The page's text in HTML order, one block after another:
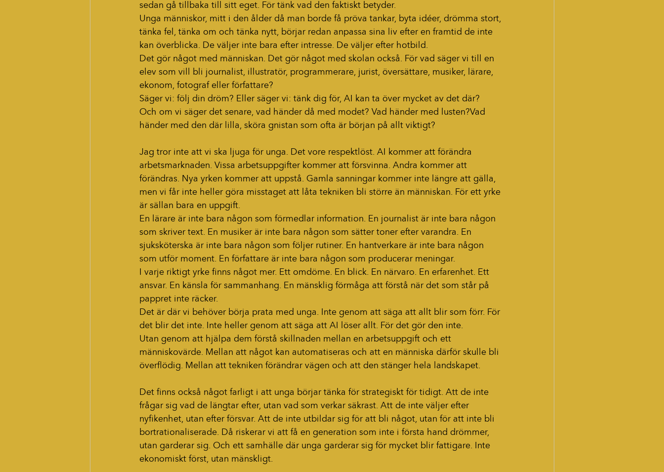
sedan gå tillbaka till sitt eget. För tänk vad den faktiskt betyder.
Unga människor, mitt i den ålder då man borde få pröva tankar, byta idéer, drömma stort,
tänka fel, tänka om och tänka nytt, börjar redan anpassa sina liv efter en framtid de inte
kan överblicka. De väljer inte bara efter intresse. De väljer efter hotbild.
Det gör något med människan. Det gör något med skolan också. För vad säger vi till en
elev som vill bli journalist, illustratör, programmerare, jurist, översättare, musiker, lärare,
ekonom, fotograf eller författare?
Säger vi: följ din dröm? Eller säger vi: tänk dig för, AI kan ta över mycket av det där?
Och om vi säger det senare, vad händer då med modet? Vad händer med lusten?Vad
händer med den där lilla, sköra gnistan som ofta är början på allt viktigt?
Jag tror inte att vi ska ljuga för unga. Det vore respektlöst. AI kommer att förändra
arbetsmarknaden. Vissa arbetsuppgifter kommer att försvinna. Andra kommer att
förändras. Nya yrken kommer att uppstå. Gamla sanningar kommer inte längre att gälla,
men vi får inte heller göra misstaget att låta tekniken bli större än människan. För ett yrke
är sällan bara en uppgift.
En lärare är inte bara någon som förmedlar information. En journalist är inte bara någon
som skriver text. En musiker är inte bara någon som sätter toner efter varandra. En
sjuksköterska är inte bara någon som följer rutiner. En hantverkare är inte bara någon
som utför moment. En författare är inte bara någon som producerar meningar.
I varje riktigt yrke finns något mer. Ett omdöme. En blick. En närvaro. En erfarenhet. Ett
ansvar. En känsla för sammanhang. En mänsklig förmåga att förstå när det som står på
pappret inte räcker.
Det är där vi behöver börja prata med unga. Inte genom att säga att allt blir som förr. För
det blir det inte. Inte heller genom att säga att AI löser allt. För det gör den inte.
Utan genom att hjälpa dem förstå skillnaden mellan en arbetsuppgift och ett
människovärde. Mellan att något kan automatiseras och att en människa därför skulle bli
överflödig. Mellan att tekniken förändrar vägen och att den stänger hela landskapet.
Det finns också något farligt i att unga börjar tänka för strategiskt för tidigt. Att de inte
frågar sig vad de längtar efter, utan vad som verkar säkrast. Att de inte väljer efter
nyfikenhet, utan efter försvar. Att de inte utbildar sig för att bli något, utan för att inte bli
bortrationaliserade. Då riskerar vi att få en generation som inte i första hand drömmer,
utan garderar sig. Och ett samhälle där unga garderar sig för mycket blir fattigare. Inte
ekonomiskt först, utan mänskligt.